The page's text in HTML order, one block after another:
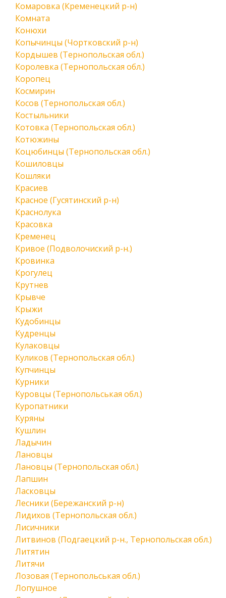
Комаровка (Кременецкий р-н)
Комната
Конюхи
Копычинцы (Чортковский р-н)
Кордышев (Тернопольская обл.)
Королевка (Тернопольская обл.)
Коропец
Космирин
Косов (Тернопольская обл.)
Костыльники
Котовка (Тернопольская обл.)
Котюжины
Коцюбинцы (Тернопольская обл.)
Кошиловцы
Кошляки
Красиев
Красное (Гусятинский р-н)
Краснолука
Красовка
Кременец
Кривое (Подволочиский р-н.)
Кровинка
Крогулец
Крутнев
Крывче
Крыжи
Кудобинцы
Кудренцы
Кулаковцы
Куликов (Тернопольская обл.)
Купчинцы
Курники
Куровцы (Тернопольськая обл.)
Куропатники
Куряны
Кушлин
Ладычин
Лановцы
Лановцы (Тернопольская обл.)
Лапшин
Ласковцы
Лесники (Бережанский р-н)
Лидихов (Тернопольская обл.)
Лисичники
Литвинов (Подгаецкий р-н., Тернопольская обл.)
Литятин
Литячи
Лозовая (Тернопольськая обл.)
Лопушное